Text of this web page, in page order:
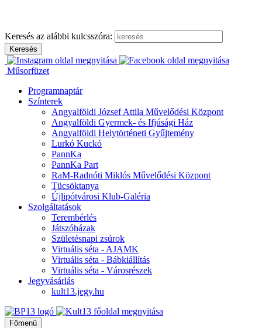
tartalomhoz
Keresés az alábbi kulcsszóra:
Műsorfüzet
Programnaptár
Színterek
Angyalföldi József Attila Művelődési Központ
Angyalföldi Gyermek- és Ifjúsági Ház
Angyalföldi Helytörténeti Gyűjtemény
Lurkó Kuckó
PannKa
PannKa Part
RaM-Radnóti Miklós Művelődési Központ
Tücsöktanya
Újlipótvárosi Klub-Galéria
Szolgáltatások
Terembérlés
Játszóházak
Születésnapi zsúrok
Virtuális séta - AJAMK
Virtuális séta - Bábkiállítás
Virtuális séta - Városrészek
Jegyvásárlás
kult13.jegy.hu
Főmenü